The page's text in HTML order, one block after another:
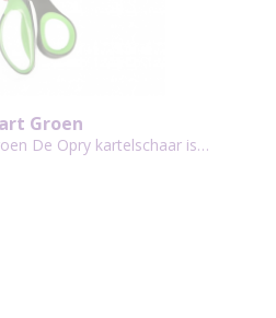
Groen
De Opry kartelschaar is…